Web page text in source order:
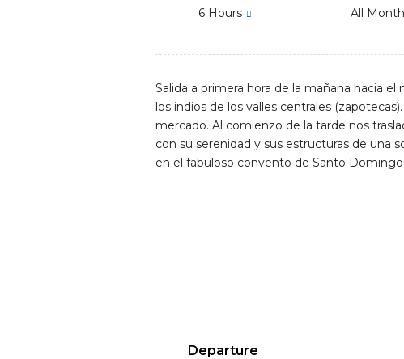
6 Hours All
Salida a primera hora de la mañana hacia
los indios de los valles centrales
mercado. Al comienzo de la tarde nos
con su serenidad y sus estructuras de una
en el fabuloso convento de Santo Domingo
Departure